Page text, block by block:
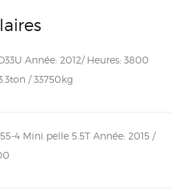
Année: 2012/ Heures: 3800
/ 33750kg
4 Mini pelle 5.5T Année: 2015 /